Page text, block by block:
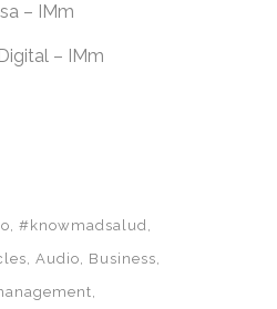
– IMm
– IMm
#knowmadsalud
Audio
Business